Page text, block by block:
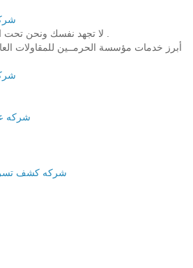
لا تجهد نفسك ونحن تحت امرك ورهن اشارتك .
أبرز خدمات مؤسسة الحرمــين للمقاولات
شركه
شركه كشف